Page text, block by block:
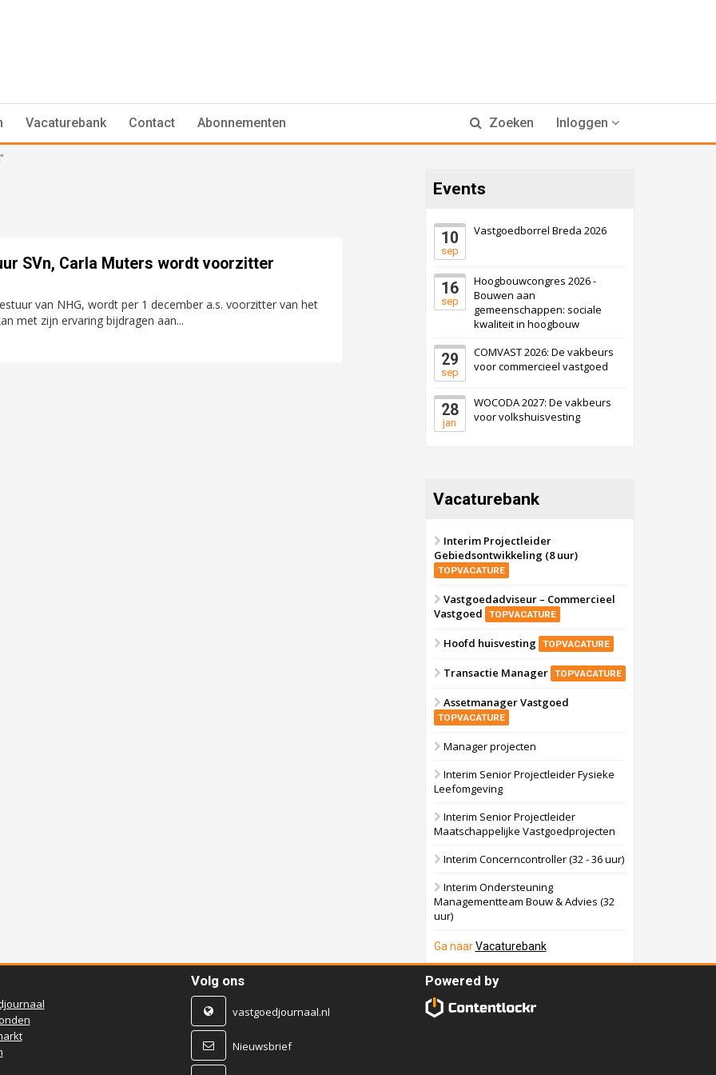
Vacaturebank Contact Abonnementen Zoeken Inloggen
SVn, Carla Muters wordt voorzitter
van NHG, wordt per 1 december a.s. voorzitter van het
met zijn ervaring bijdragen aan...
Events
10
sep
Vastgoedborrel Breda 2026
16
sep
Hoogbouwcongres 2026 -
Bouwen aan
gemeenschappen: sociale
kwaliteit in hoogbouw
29
sep
COMVAST 2026: De vakbeurs
voor commercieel vastgoed
28
jan
WOCODA 2027: De vakbeurs
voor volkshuisvesting
Vacaturebank
Interim Projectleider
Gebiedsontwikkeling (8 uur)
TOPVACATURE
Vastgoedadviseur – Commercieel
Vastgoed
TOPVACATURE
Hoofd huisvesting TOPVACATURE
Transactie Manager TOPVACATURE
Assetmanager Vastgoed
TOPVACATURE
Manager projecten
Interim Senior Projectleider Fysieke
Leefomgeving
Interim Senior Projectleider
Maatschappelijke Vastgoedprojecten
Interim Concerncontroller (32 - 36 uur)
Interim Ondersteuning
Managementteam Bouw & Advies (32
uur)
Ga naarVacaturebank
Volg ons
vastgoedjournaal.nl
Nieuwsbrief
Powered by